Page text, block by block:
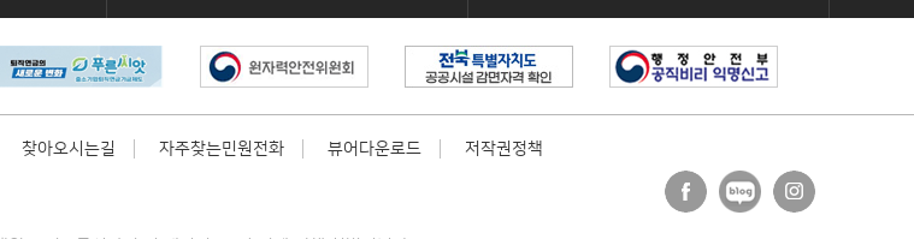
찾아오시는길 자주찾는민원전화 뷰어다운로드 저작권정책